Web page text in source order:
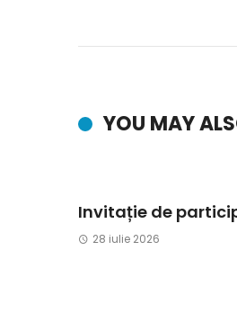
YOU MAY
Invitație de
28 iulie 2026